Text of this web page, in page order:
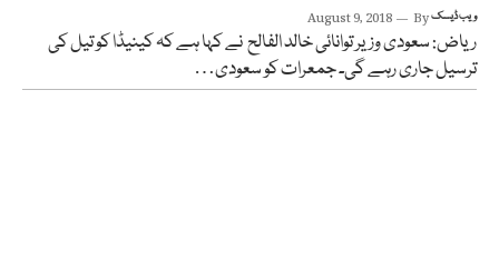
August 9, 2018 Byویب ڈیسک
ریاض: سعودی وزیر توانائی خالد الفالح نے کہا ہے کہ کینیڈا کو تیل کی
ترسیل جاری رہے گی۔ جمعرات کو سعودی…